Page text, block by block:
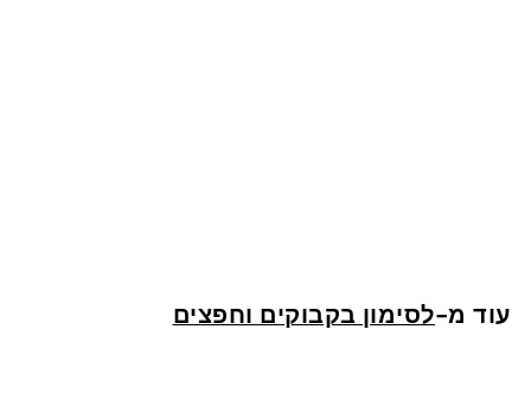
"
עוד מ-לסימון בקבוקים וחפצים